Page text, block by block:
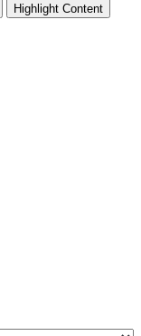
Highlight Content